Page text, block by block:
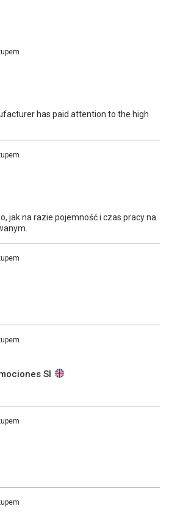
has paid attention to the high
jak na razie pojemność i czas pracy na
Sl